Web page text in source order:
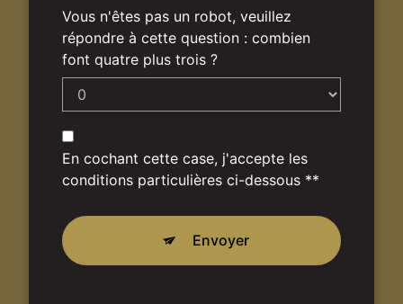
Vous n'êtes pas un robot, veuillez
répondre à cette question : combien
font quatre plus trois ?
En cochant cette case, j'accepte les
conditions particulières ci-dessous **
Envoyer